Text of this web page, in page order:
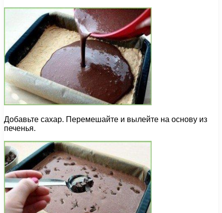
Добавьте сахар. Перемешайте и вылейте на основу из
печенья.